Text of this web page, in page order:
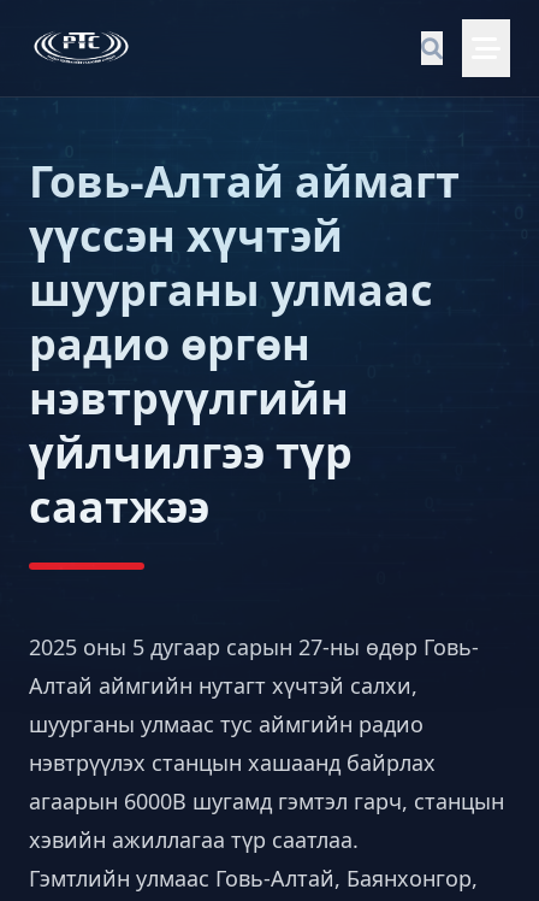
Говь-Алтай аймагт
үүссэн хүчтэй
шуурганы улмаас
радио өргөн
нэвтрүүлгийн
үйлчилгээ түр
саатжээ
2025 оны 5 дугаар сарын 27-ны өдөр Говь-
Алтай аймгийн нутагт хүчтэй салхи,
шуурганы улмаас тус аймгийн радио
нэвтрүүлэх станцын хашаанд байрлах
агаарын 6000В шугамд гэмтэл гарч, станцын
хэвийн ажиллагаа түр саатлаа.
Гэмтлийн улмаас Говь-Алтай, Баянхонгор,